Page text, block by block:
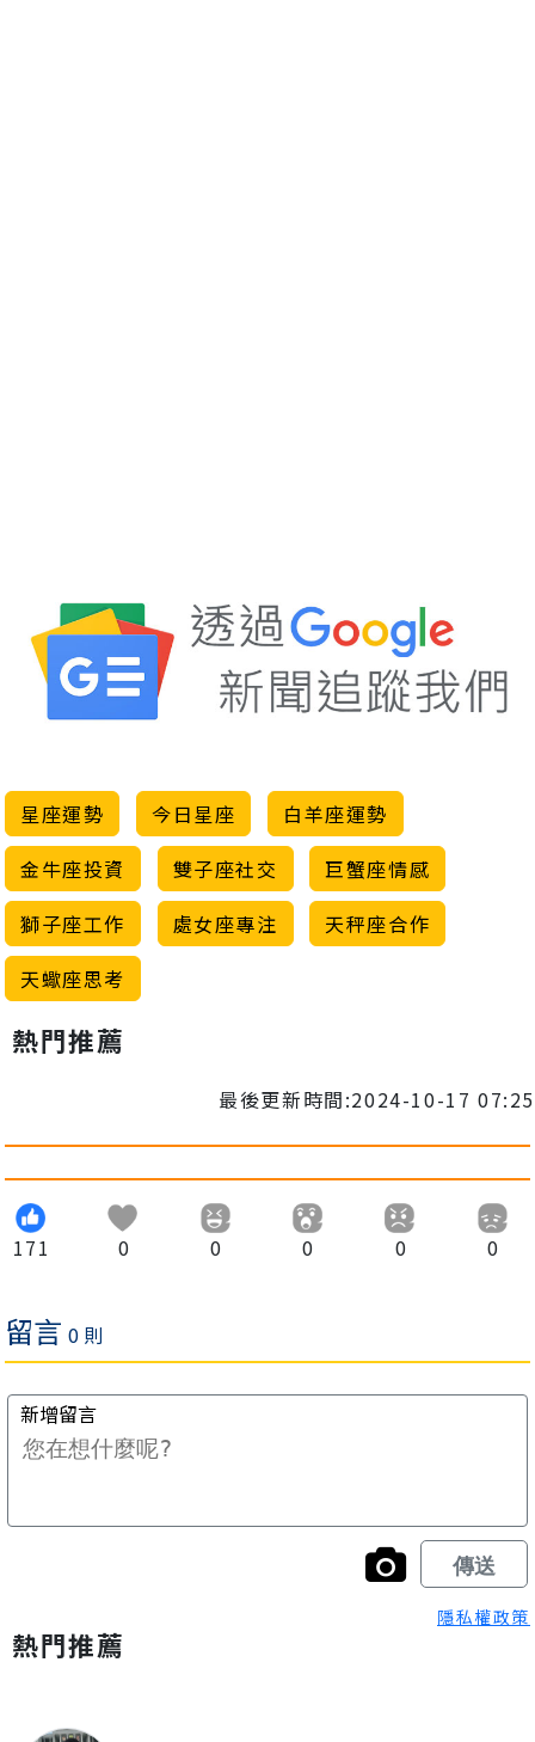
星座運勢 今日星座
白羊座運勢
金牛座投資
雙子座社交
巨蟹座情感
獅子座工作
處女座專注
天秤座合作
天蠍座思考
熱門推薦
最後更新時間:2024-10-17 07:25
171 0 0 0 0 0
隱私權政策
熱門推薦